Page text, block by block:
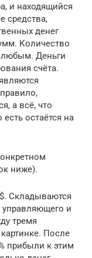
и находящийся
средства,
денег
Количество
любым. Деньги
счёта.
а всё, что
есть остаётся на
ниже).
Складываются
управляющего и
тремя
После
прибыли к этим